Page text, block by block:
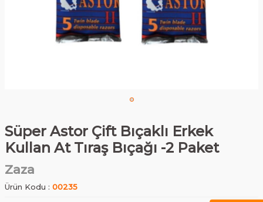
Süper Astor Çift Bıçaklı Erkek
Kullan At Tıraş Bıçağı -2 Paket
Zaza
Ürün Kodu : 00235